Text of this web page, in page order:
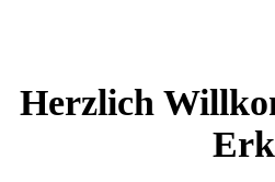
Herzlich